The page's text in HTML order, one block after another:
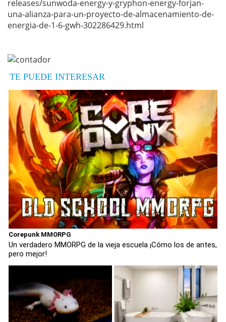
releases/sunwoda-energy-y-gryphon-energy-forjan-
una-alianza-para-un-proyecto-de-almacenamiento-de-
energia-de-1-6-gwh-302286429.html
TE PUEDE INTERESAR
Corepunk MMORPG
Un verdadero MMORPG de la vieja escuela ¡Cómo los de antes,
pero mejor!